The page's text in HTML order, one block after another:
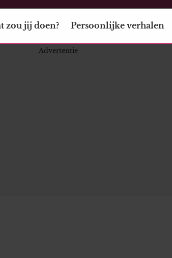
zou jij doen? Persoonlijke verhalen